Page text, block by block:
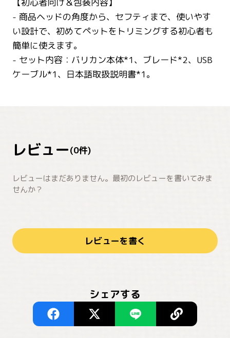
【初心者向け＆包装内容】
- 商品ヘッドの角度から、セフティまで、使いやす
い設計で、初めてペットをトリミングする初心者も
簡単に使えます。
- セット内容：バリカン本体*1、ブレード*2、USB
ケーブル*1、日本語取扱説明書*1。
レビュー(0件)
レビューはまだありません。最初のレビューを書いてみま
せんか？
レビューを書く
シェアする